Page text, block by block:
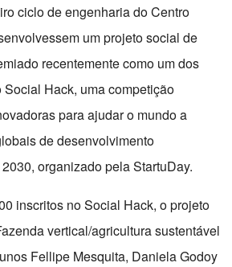
ciclo de engenharia do Centro
um projeto social de
recentemente como um dos
Hack, uma competição
para ajudar o mundo a
de desenvolvimento
organizado pela StartuDay.
inscritos no Social Hack, o projeto
vertical/agricultura sustentável
Fellipe Mesquita, Daniela Godoy